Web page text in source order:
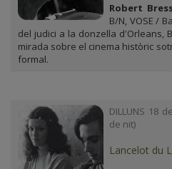
Robert
B/N, VOSE /
del judici a la donzella d'Orleans,
mirada sobre el cinema històric
formal.
DILLUNS 18
de nit)
Lancelot du